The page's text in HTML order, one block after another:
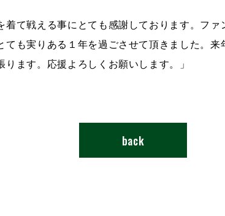
着て戦える事にとても感謝しております。フ
も実りある１年を過ごさせて頂きました。
ます。応援よろしくお願いします。」
back